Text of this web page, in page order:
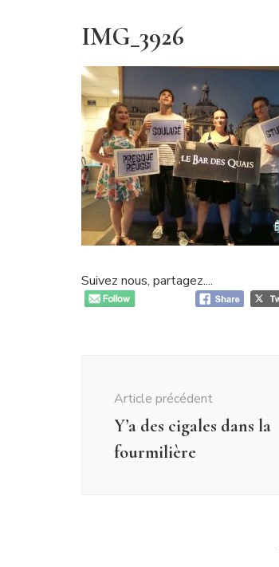
IMG_3926
Suivez nous, partagez....
Article précédent
Y’a des cigales dans la
fourmilière